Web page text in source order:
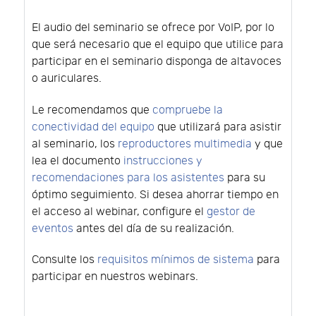
El audio del seminario se ofrece por VoIP, por lo
que será necesario que el equipo que utilice para
participar en el seminario disponga de altavoces
o auriculares.
Le recomendamos que compruebe la
conectividad del equipo que utilizará para asistir
al seminario, los reproductores multimedia y que
lea el documento instrucciones y
recomendaciones para los asistentes para su
óptimo seguimiento. Si desea ahorrar tiempo en
el acceso al webinar, configure el gestor de
eventos antes del día de su realización.
Consulte los requisitos mínimos de sistema para
participar en nuestros webinars.